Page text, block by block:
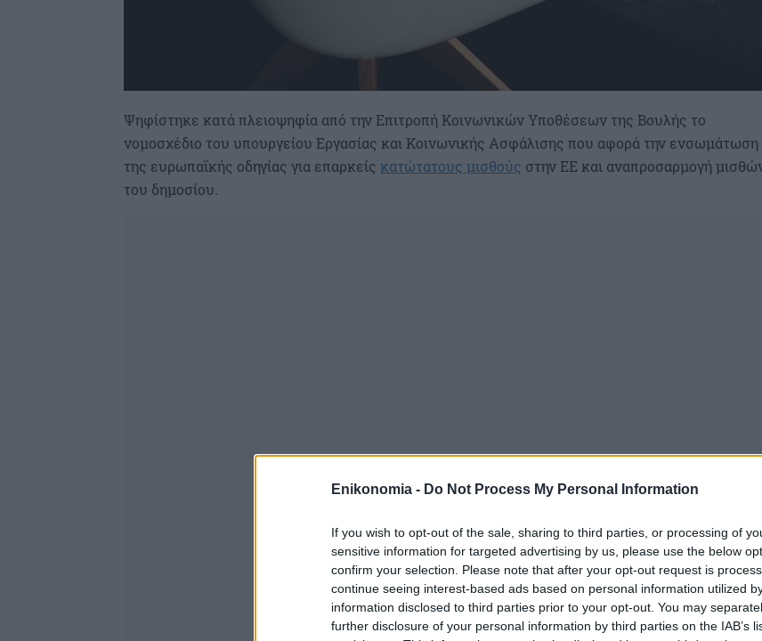
Enikonomia - Do Not Process My Personal Information
If you wish to opt-out of the sale, sharing to third parties, or processing of
sensitive information for targeted advertising by us, please use the below
confirm your selection. Please note that after your opt-out request is
continue seeing interest-based ads based on personal information utilized
information disclosed to third parties prior to your opt-out. You may
further disclosure of your personal information by third parties on the IAB’s
Ψηφίστηκε κατά πλειοψηφία από την Επιτροπή Κοινωνικών Υποθέσεων της Βουλής το
νομοσχέδιο του υπουργείου Εργασίας και Κοινωνικής Ασφάλισης που αφορά την ενσωμάτωση
της ευρωπαϊκής οδηγίας για επαρκείς κατώτατους μισθούς στην ΕΕ και αναπροσαρμογή
του δημοσίου.